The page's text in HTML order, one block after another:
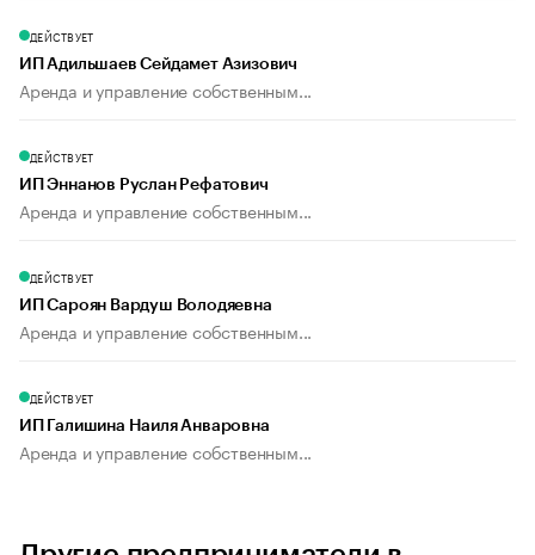
ДЕЙСТВУЕТ
ИП Адильшаев Сейдамет Азизович
Аренда и управление собственным...
ДЕЙСТВУЕТ
ИП Эннанов Руслан Рефатович
Аренда и управление собственным...
ДЕЙСТВУЕТ
ИП Сароян Вардуш Володяевна
Аренда и управление собственным...
ДЕЙСТВУЕТ
ИП Галишина Наиля Анваровна
Аренда и управление собственным...